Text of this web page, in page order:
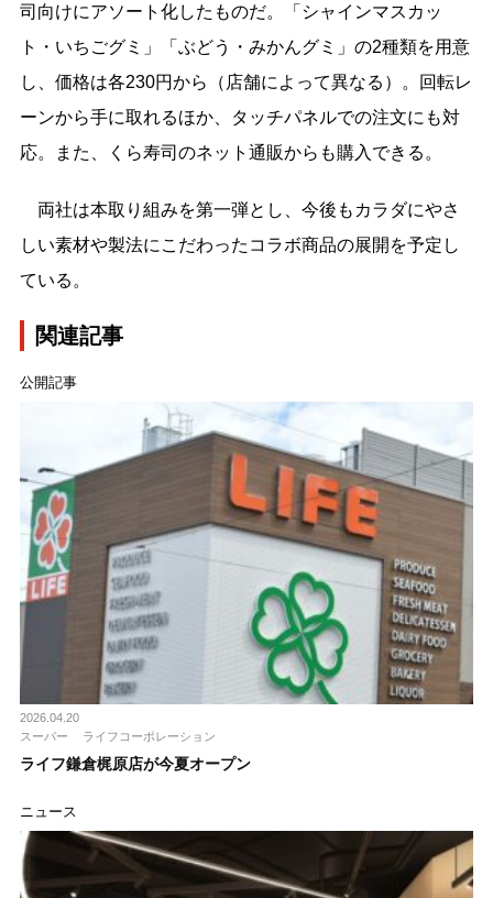
司向けにアソート化したものだ。「シャインマスカッ
ト・いちごグミ」「ぶどう・みかんグミ」の2種類を用意
し、価格は各230円から（店舗によって異なる）。回転レ
ーンから手に取れるほか、タッチパネルでの注文にも対
応。また、くら寿司のネット通販からも購入できる。
両社は本取り組みを第一弾とし、今後もカラダにやさ
しい素材や製法にこだわったコラボ商品の展開を予定し
ている。
関連記事
公開記事
2026.04.20
スーパー
ライフコーポレーション
ライフ鎌倉梶原店が今夏オープン
ニュース